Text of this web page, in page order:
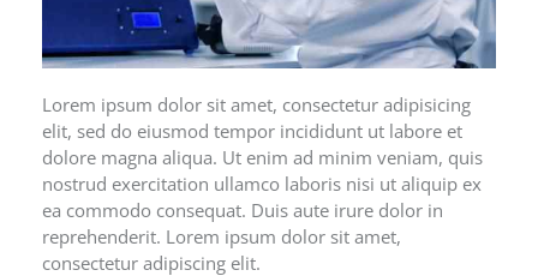
Lorem ipsum dolor sit amet, consectetur adipisicing
elit, sed do eiusmod tempor incididunt ut labore et
dolore magna aliqua. Ut enim ad minim veniam, quis
nostrud exercitation ullamco laboris nisi ut aliquip ex
ea commodo consequat. Duis aute irure dolor in
reprehenderit. Lorem ipsum dolor sit amet,
consectetur adipiscing elit.